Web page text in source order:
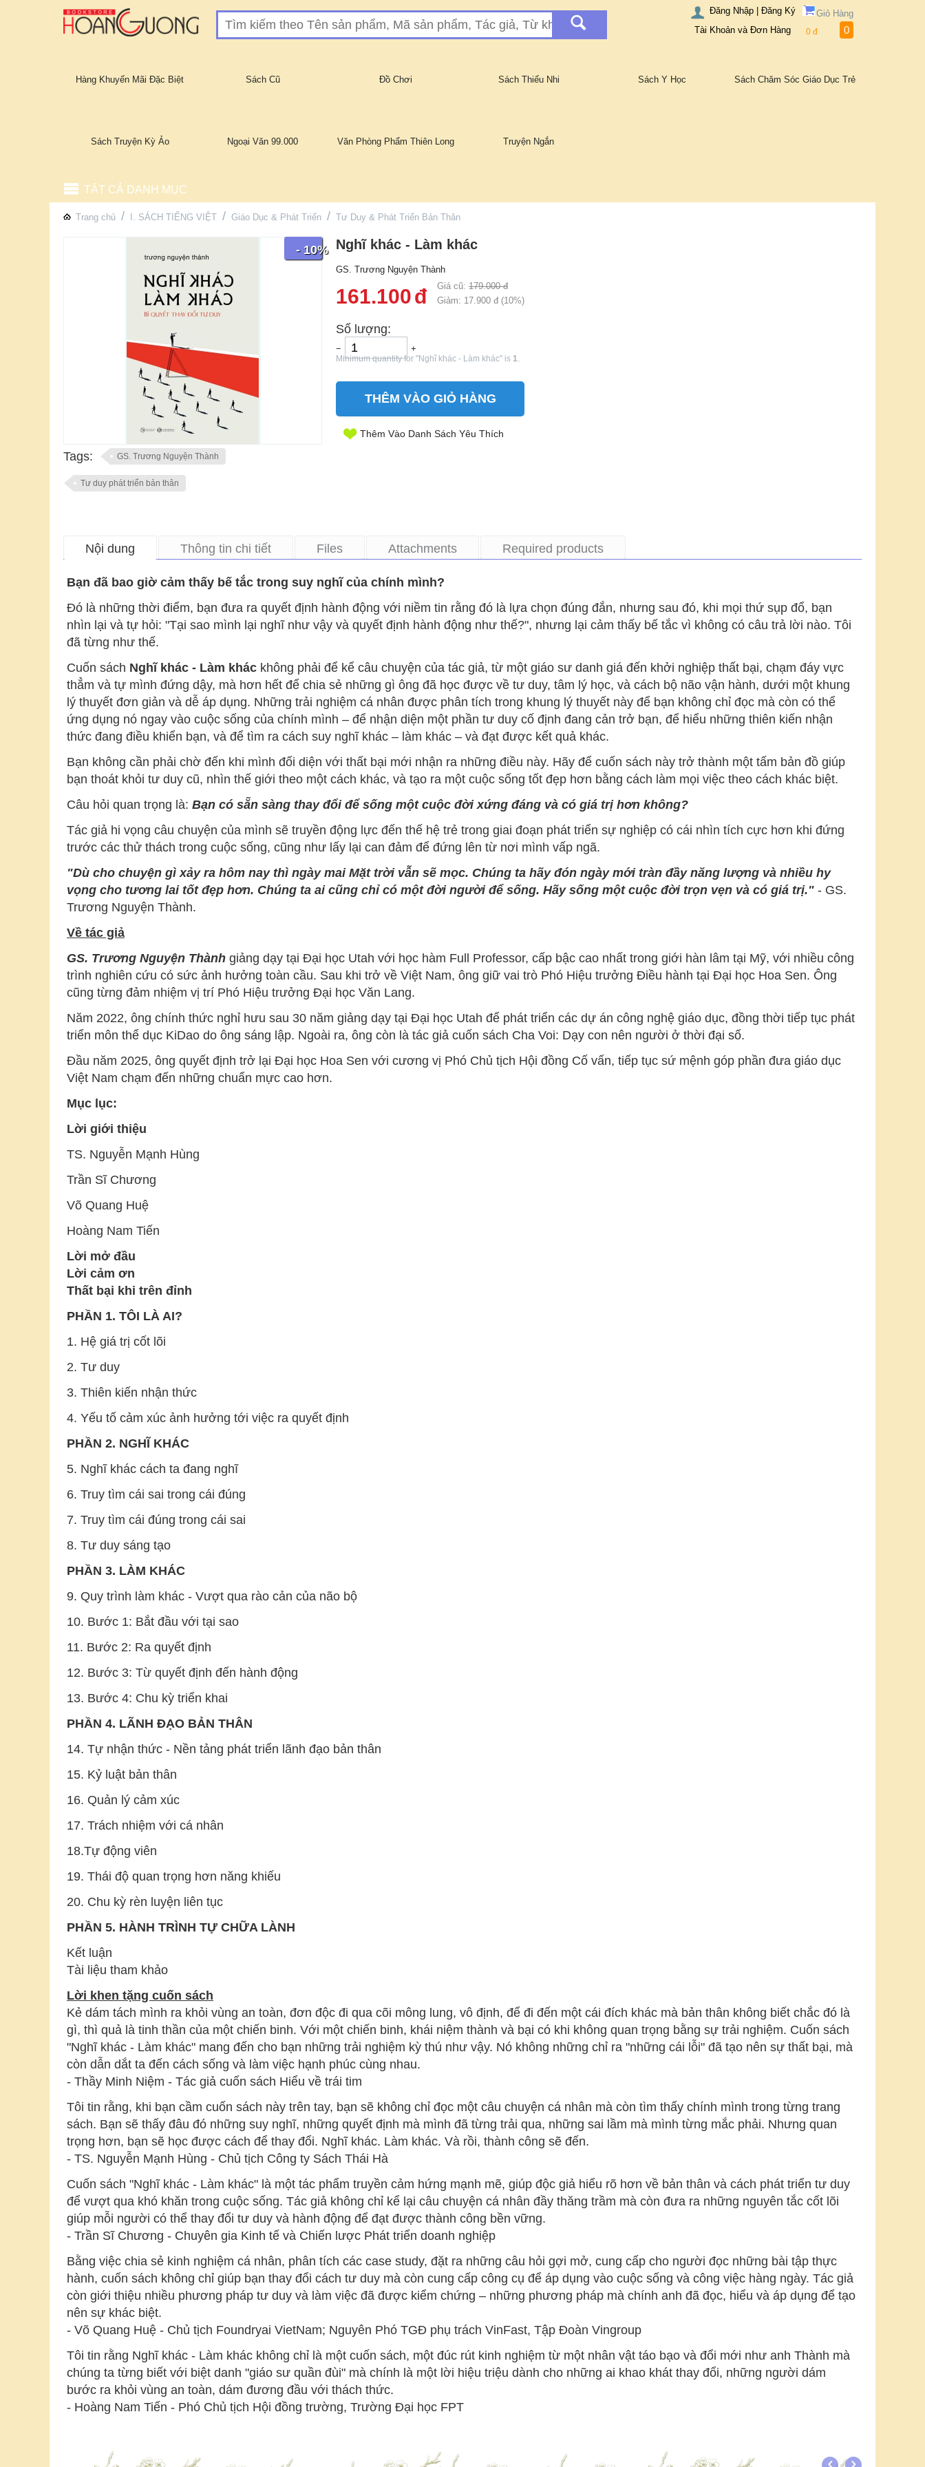
Giỏ Hàng
0đ 0
Đăng Nhập | Đăng Ký
Tài Khoản và Đơn Hàng
Hàng Khuyến Mãi Đặc Biệt Sách Cũ Đồ Chơi Sách Thiếu Nhi Sách Y Học Sách Chăm Sóc Giáo Dục Trẻ
Sách Truyện Kỳ Ảo Ngoại Văn 99.000 Văn Phòng Phẩm Thiên Long Truyện Ngắn
TẤT CẢ DANH MỤC
Trang chủ / I. SÁCH TIẾNG VIỆT / Giáo Dục & Phát Triển / Tư Duy & Phát Triển Bản Thân
- 10%
Tags: GS. Trương Nguyện Thành
Tư duy phát triển bản thân
Nghĩ khác - Làm khác
GS. Trương Nguyện Thành
161.100đ Giá cũ: 179.000 đ
Giảm: 17.900 đ (10%)
Số lượng:
− +
Minimum quantity for "Nghĩ khác - Làm khác" is 1.
THÊM VÀO GIỎ HÀNG
Thêm Vào Danh Sách Yêu Thích
Nội dung Thông tin chi tiết Files Attachments Required products
Bạn đã bao giờ cảm thấy bế tắc trong suy nghĩ của chính mình?
Đó là những thời điểm, bạn đưa ra quyết định hành động với niềm tin rằng đó là lựa chọn đúng đắn, nhưng sau đó, khi mọi thứ sụp đổ, bạn
nhìn lại và tự hỏi: "Tại sao mình lại nghĩ như vậy và quyết định hành động như thế?", nhưng lại cảm thấy bế tắc vì không có câu trả lời nào. Tôi
đã từng như thế.
Cuốn sách Nghĩ khác - Làm khác không phải để kể câu chuyện của tác giả, từ một giáo sư danh giá đến khởi nghiệp thất bại, chạm đáy vực
thẳm và tự mình đứng dậy, mà hơn hết để chia sẻ những gì ông đã học được về tư duy, tâm lý học, và cách bộ não vận hành, dưới một khung
lý thuyết đơn giản và dễ áp dụng. Những trải nghiệm cá nhân được phân tích trong khung lý thuyết này để bạn không chỉ đọc mà còn có thể
ứng dụng nó ngay vào cuộc sống của chính mình – để nhận diện một phần tư duy cố định đang cản trở bạn, để hiểu những thiên kiến nhận
thức đang điều khiển bạn, và để tìm ra cách suy nghĩ khác – làm khác – và đạt được kết quả khác.
Bạn không cần phải chờ đến khi mình đối diện với thất bại mới nhận ra những điều này. Hãy để cuốn sách này trở thành một tấm bản đồ giúp
bạn thoát khỏi tư duy cũ, nhìn thế giới theo một cách khác, và tạo ra một cuộc sống tốt đẹp hơn bằng cách làm mọi việc theo cách khác biệt.
Câu hỏi quan trọng là: Bạn có sẵn sàng thay đổi để sống một cuộc đời xứng đáng và có giá trị hơn không?
Tác giả hi vọng câu chuyện của mình sẽ truyền động lực đến thế hệ trẻ trong giai đoạn phát triển sự nghiệp có cái nhìn tích cực hơn khi đứng
trước các thử thách trong cuộc sống, cũng như lấy lại can đảm để đứng lên từ nơi mình vấp ngã.
"Dù cho chuyện gì xảy ra hôm nay thì ngày mai Mặt trời vẫn sẽ mọc. Chúng ta hãy đón ngày mới tràn đầy năng lượng và nhiều hy
vọng cho tương lai tốt đẹp hơn. Chúng ta ai cũng chỉ có một đời người để sống. Hãy sống một cuộc đời trọn vẹn và có giá trị." - GS.
Trương Nguyện Thành.
Về tác giả
GS. Trương Nguyện Thành giảng dạy tại Đại học Utah với học hàm Full Professor, cấp bậc cao nhất trong giới hàn lâm tại Mỹ, với nhiều công
trình nghiên cứu có sức ảnh hưởng toàn cầu. Sau khi trở về Việt Nam, ông giữ vai trò Phó Hiệu trưởng Điều hành tại Đại học Hoa Sen. Ông
cũng từng đảm nhiệm vị trí Phó Hiệu trưởng Đại học Văn Lang.
Năm 2022, ông chính thức nghỉ hưu sau 30 năm giảng dạy tại Đại học Utah để phát triển các dự án công nghệ giáo dục, đồng thời tiếp tục phát
triển môn thể dục KiDao do ông sáng lập. Ngoài ra, ông còn là tác giả cuốn sách Cha Voi: Dạy con nên người ở thời đại số.
Đầu năm 2025, ông quyết định trở lại Đại học Hoa Sen với cương vị Phó Chủ tịch Hội đồng Cố vấn, tiếp tục sứ mệnh góp phần đưa giáo dục
Việt Nam chạm đến những chuẩn mực cao hơn.
Mục lục:
Lời giới thiệu
TS. Nguyễn Mạnh Hùng
Trần Sĩ Chương
Võ Quang Huệ
Hoàng Nam Tiến
Lời mở đầu
Lời cảm ơn
Thất bại khi trên đỉnh
PHẦN 1. TÔI LÀ AI?
1. Hệ giá trị cốt lõi
2. Tư duy
3. Thiên kiến nhận thức
4. Yếu tố cảm xúc ảnh hưởng tới việc ra quyết định
PHẦN 2. NGHĨ KHÁC
5. Nghĩ khác cách ta đang nghĩ
6. Truy tìm cái sai trong cái đúng
7. Truy tìm cái đúng trong cái sai
8. Tư duy sáng tạo
PHẦN 3. LÀM KHÁC
9. Quy trình làm khác - Vượt qua rào cản của não bộ
10. Bước 1: Bắt đầu với tại sao
11. Bước 2: Ra quyết định
12. Bước 3: Từ quyết định đến hành động
13. Bước 4: Chu kỳ triển khai
PHẦN 4. LÃNH ĐẠO BẢN THÂN
14. Tự nhận thức - Nền tảng phát triển lãnh đạo bản thân
15. Kỷ luật bản thân
16. Quản lý cảm xúc
17. Trách nhiệm với cá nhân
18.Tự động viên
19. Thái độ quan trọng hơn năng khiếu
20. Chu kỳ rèn luyện liên tục
PHẦN 5. HÀNH TRÌNH TỰ CHỮA LÀNH
Kết luận
Tài liệu tham khảo
Lời khen tặng cuốn sách
Kẻ dám tách mình ra khỏi vùng an toàn, đơn độc đi qua cõi mông lung, vô định, để đi đến một cái đích khác mà bản thân không biết chắc đó là
gì, thì quả là tinh thần của một chiến binh. Với một chiến binh, khái niệm thành và bại có khi không quan trọng bằng sự trải nghiệm. Cuốn sách
"Nghĩ khác - Làm khác" mang đến cho bạn những trải nghiệm kỳ thú như vậy. Nó không những chỉ ra "những cái lỗi" đã tạo nên sự thất bại, mà
còn dẫn dắt ta đến cách sống và làm việc hạnh phúc cùng nhau.
- Thầy Minh Niệm - Tác giả cuốn sách Hiểu về trái tim
Tôi tin rằng, khi bạn cầm cuốn sách này trên tay, bạn sẽ không chỉ đọc một câu chuyện cá nhân mà còn tìm thấy chính mình trong từng trang
sách. Bạn sẽ thấy đâu đó những suy nghĩ, những quyết định mà mình đã từng trải qua, những sai lầm mà mình từng mắc phải. Nhưng quan
trọng hơn, bạn sẽ học được cách để thay đổi. Nghĩ khác. Làm khác. Và rồi, thành công sẽ đến.
- TS. Nguyễn Mạnh Hùng - Chủ tịch Công ty Sách Thái Hà
Cuốn sách "Nghĩ khác - Làm khác" là một tác phẩm truyền cảm hứng mạnh mẽ, giúp độc giả hiểu rõ hơn về bản thân và cách phát triển tư duy
để vượt qua khó khăn trong cuộc sống. Tác giả không chỉ kể lại câu chuyện cá nhân đầy thăng trầm mà còn đưa ra những nguyên tắc cốt lõi
giúp mỗi người có thể thay đổi tư duy và hành động để đạt được thành công bền vững.
- Trần Sĩ Chương - Chuyên gia Kinh tế và Chiến lược Phát triển doanh nghiệp
Bằng việc chia sẻ kinh nghiệm cá nhân, phân tích các case study, đặt ra những câu hỏi gợi mở, cung cấp cho người đọc những bài tập thực
hành, cuốn sách không chỉ giúp bạn thay đổi cách tư duy mà còn cung cấp công cụ để áp dụng vào cuộc sống và công việc hàng ngày. Tác giả
còn giới thiệu nhiều phương pháp tư duy và làm việc đã được kiểm chứng – những phương pháp mà chính anh đã đọc, hiểu và áp dụng để tạo
nên sự khác biệt.
- Võ Quang Huệ - Chủ tịch Foundryai VietNam; Nguyên Phó TGĐ phụ trách VinFast, Tập Đoàn Vingroup
Tôi tin rằng Nghĩ khác - Làm khác không chỉ là một cuốn sách, một đúc rút kinh nghiệm từ một nhân vật táo bạo và đổi mới như anh Thành mà
chúng ta từng biết với biệt danh "giáo sư quần đùi" mà chính là một lời hiệu triệu dành cho những ai khao khát thay đổi, những người dám
bước ra khỏi vùng an toàn, dám đương đầu với thách thức.
- Hoàng Nam Tiến - Phó Chủ tịch Hội đồng trường, Trường Đại học FPT